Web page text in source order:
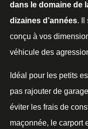
dans le domaine de
dizaines d’années. Il
conçu à vos
véhicule des
Idéal pour les petits
pas rajouter de
éviter les frais de
maçonnée, le carport